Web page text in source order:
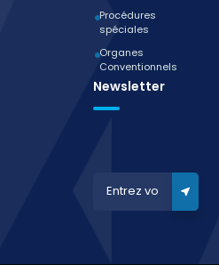
Procédures
spéciales
Organes
Conventionnels
Newsletter